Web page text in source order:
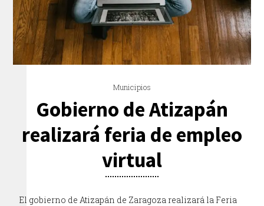
Municipios
Gobierno de Atizapán
realizará feria de empleo
virtual
El gobierno de Atizapán de Zaragoza realizará la Feria